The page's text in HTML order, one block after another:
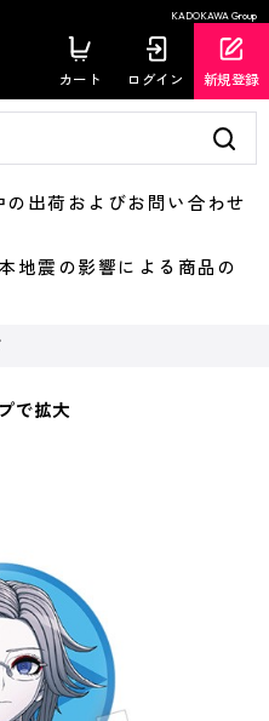
KADOKAWA Group
カート ログイン 新規登録
出荷およびお問い合わせ
震の影響による商品の
で拡大